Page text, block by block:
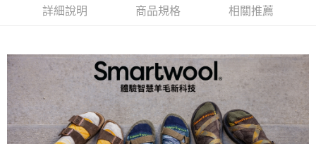
7-11取貨付款
每筆NT$60，滿NT$490(含以上)免運費
付款後7-11取貨
每筆NT$60，滿NT$490(含以上)免運費
詳細說明 商品規格 相關推薦